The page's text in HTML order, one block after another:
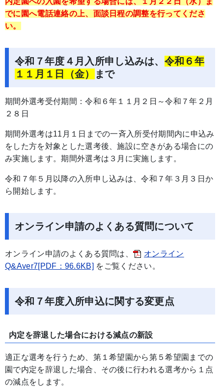
でに園へ電話連絡の上、面談日程の調整を行ってくださ
い。
令和７年度４月入所申し込みは、 令和６年
１１月１日（金）
まで
期間外選考受付期間：令和６年１１月２日～令和７年２月
２８日
期間外選考は11月１日までの一斉入所受付期間内に申込み
をした方を対象とした選考後、施設に空きがある場合にの
み実施します。期間外選考は３月に実施します。
令和７年５月以降の入所申し込みは、令和７年３月３日か
ら開始します。
オンライン申請のよくある質問について
オンライン申請のよくある質問は、
オンライン
Q&Aver7[PDF：96.6KB] をご覧ください。
令和７年度入所申込に関する変更点
内定を辞退した場合における減点の新設
適正な選考を行うため、第１希望園から第５希望園までの
園で内定を辞退した場合、その後に行われる選考から１点
の減点をします。